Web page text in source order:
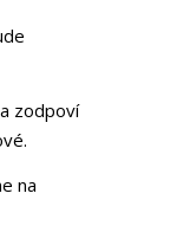
zodpoví
na